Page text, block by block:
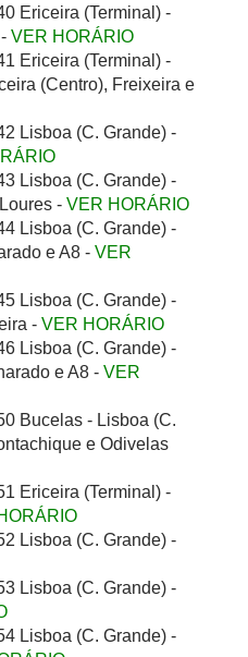
Ericeira (Terminal) -
VER HORÁRIO
Ericeira (Terminal) -
(Centro), Freixeira e
Lisboa (C. Grande) -
Lisboa (C. Grande) -
- VER HORÁRIO
Lisboa (C. Grande) -
e A8 - VER
Lisboa (C. Grande) -
- VER HORÁRIO
Lisboa (C. Grande) -
e A8 - VER
Bucelas - Lisboa (C.
e Odivelas
Ericeira (Terminal) -
Lisboa (C. Grande) -
Lisboa (C. Grande) -
Lisboa (C. Grande) -